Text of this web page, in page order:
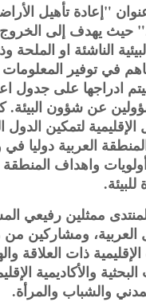
"إعادة تأهيل
حيث يهدف إلى الخروج
الناشئة او الملحة
في توفير
ادراجها على جدول
عن شؤون البيئة.
لتمكين الدول
العربية دوليا في
أولويات واهداف
ممثلين رفيعي
ومشاركين من
ذات العلاقة
والأكاديمية
والشباب والمرأة.